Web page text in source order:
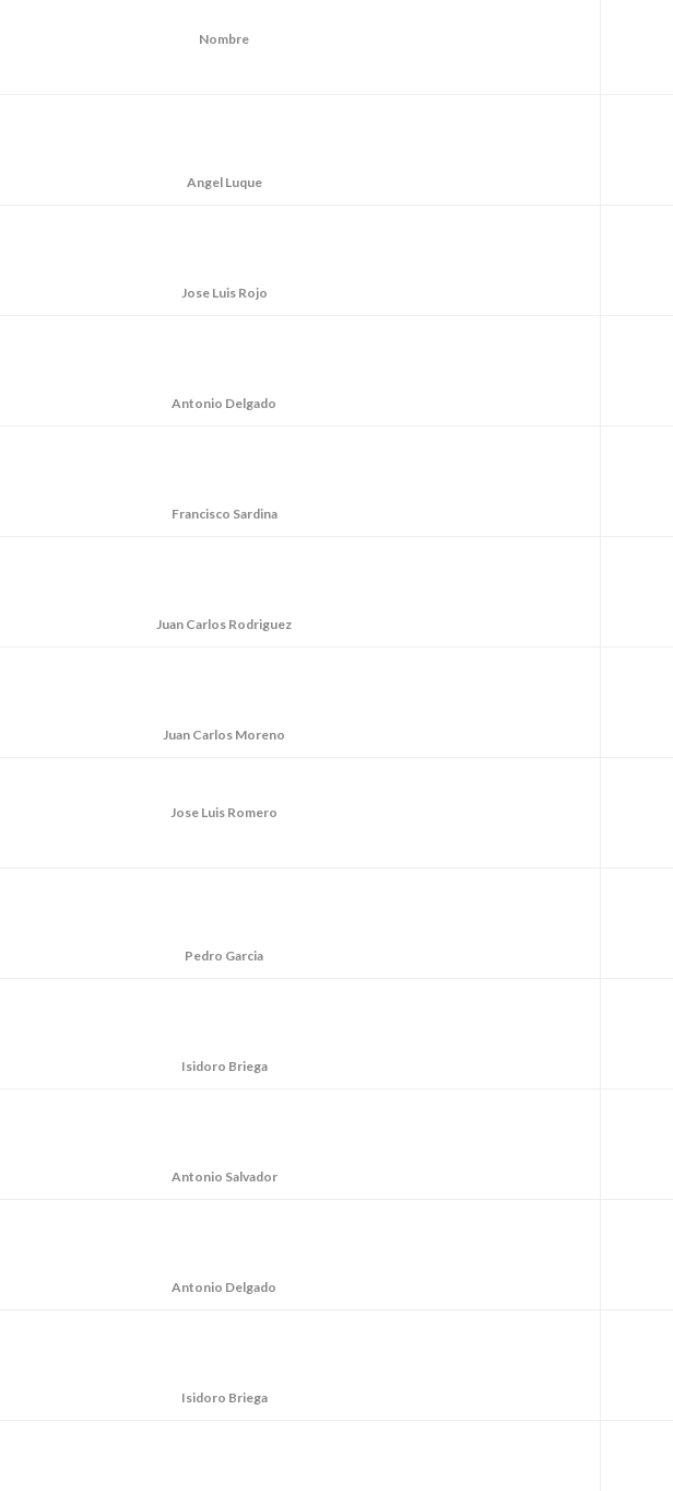
Nombre
Angel Luque
Jose Luis Rojo
Antonio Delgado
Francisco Sardina
Juan Carlos Rodriguez
Juan Carlos Moreno
Jose Luis Romero
Pedro Garcia
Isidoro Briega
Antonio Salvador
Antonio Delgado
Isidoro Briega